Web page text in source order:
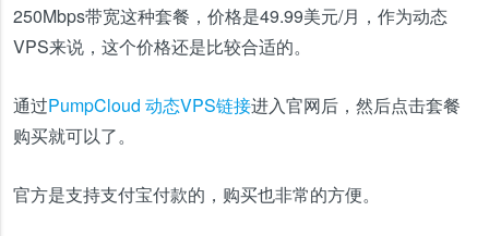
250Mbps带宽这种套餐，价格是49.99美元/月，作为动态
VPS来说，这个价格还是比较合适的。
通过PumpCloud 动态VPS链接进入官网后，然后点击套餐
购买就可以了。
官方是支持支付宝付款的，购买也非常的方便。